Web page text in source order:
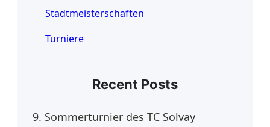
Stadtmeisterschaften
Turniere
Recent Posts
9. Sommerturnier des TC Solvay